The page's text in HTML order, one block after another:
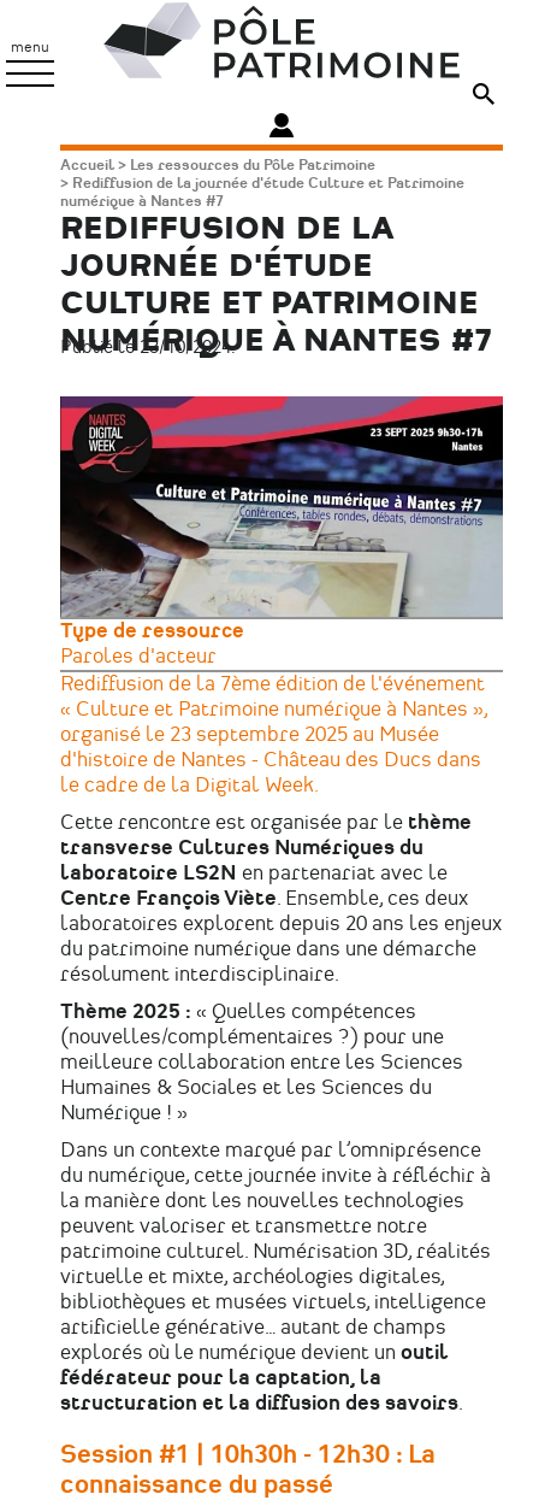
contenu
principal
menu
Patrimoine
Fil
d'Ariane
Accueil
Les ressources du Pôle Patrimoine
Rediffusion de la journée d'étude Culture et Patrimoine
numérique à Nantes #7
REDIFFUSION DE LA
JOURNÉE D'ÉTUDE
CULTURE ET PATRIMOINE
NUMÉRIQUE À NANTES #7
Publié le 23/10/2024.
Image
principale
Type de ressource
Paroles d'acteur
Rediffusion de la 7ème édition de l'événement
« Culture et Patrimoine numérique à Nantes »,
organisé le 23 septembre 2025 au Musée
d'histoire de Nantes - Château des Ducs dans
le cadre de la Digital Week.
Cette rencontre est organisée par le thème
transverse Cultures Numériques du
laboratoire LS2N en partenariat avec le
Centre François Viète. Ensemble, ces deux
laboratoires explorent depuis 20 ans les enjeux
du patrimoine numérique dans une démarche
résolument interdisciplinaire.
Thème 2025 : « Quelles compétences
(nouvelles/complémentaires ?) pour une
meilleure collaboration entre les Sciences
Humaines & Sociales et les Sciences du
Numérique ! »
Dans un contexte marqué par l’omniprésence
du numérique, cette journée invite à réfléchir à
la manière dont les nouvelles technologies
peuvent valoriser et transmettre notre
patrimoine culturel. Numérisation 3D, réalités
virtuelle et mixte, archéologies digitales,
bibliothèques et musées virtuels, intelligence
artificielle générative… autant de champs
explorés où le numérique devient un outil
fédérateur pour la captation, la
structuration et la diffusion des savoirs.
Session #1 | 10h30h - 12h30 : La
connaissance du passé